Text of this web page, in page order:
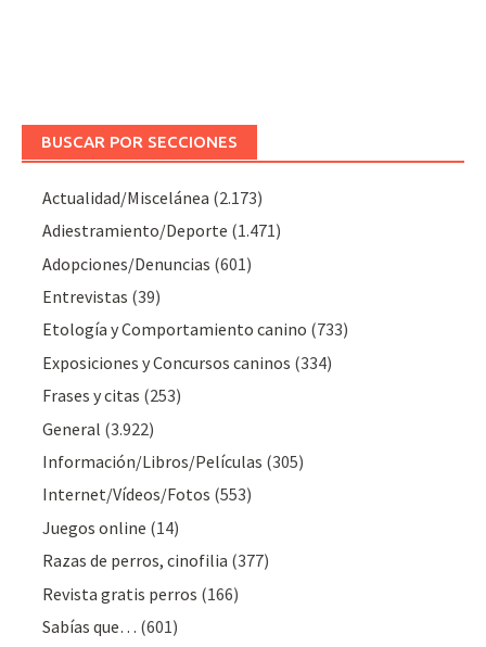
BUSCAR POR SECCIONES
Actualidad/Miscelánea (2.173)
Adiestramiento/Deporte (1.471)
Adopciones/Denuncias (601)
Entrevistas (39)
Etología y Comportamiento canino (733)
Exposiciones y Concursos caninos (334)
Frases y citas (253)
General (3.922)
Información/Libros/Películas (305)
Internet/Vídeos/Fotos (553)
Juegos online (14)
Razas de perros, cinofilia (377)
Revista gratis perros (166)
Sabías que… (601)